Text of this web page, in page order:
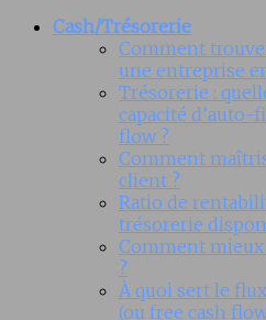
Cash/Trésorerie
Comment
une entreprise
Trésorerie :
capacité d’auto-
flow ?
Comment
client ?
Ratio de
trésorerie
Comment
?
À quoi sert le
(ou free cash